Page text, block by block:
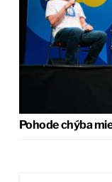
Pohode chýba